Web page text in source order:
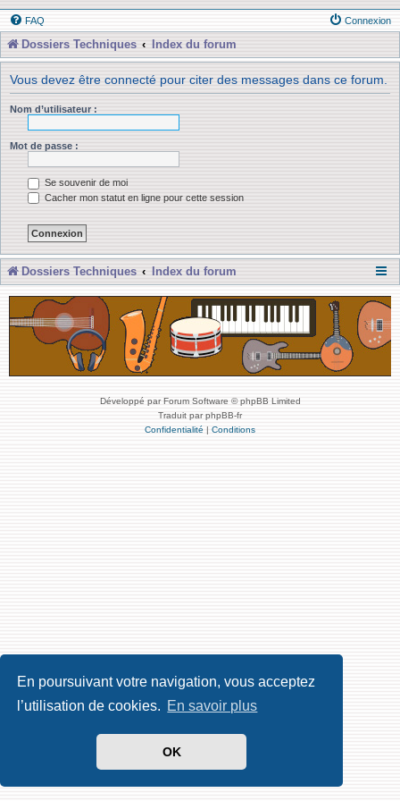
En poursuivant votre navigation, vous acceptez
l’utilisation de cookies. En savoir plus
OK
FAQ Connexion
Dossiers Techniques Index du forum
Vous devez être connecté pour citer des messages dans ce forum.
Nom d’utilisateur :
Mot de passe :
Se souvenir de moi
Cacher mon statut en ligne pour cette session
Dossiers Techniques Index du forum
Développé par Forum Software © phpBB Limited
Traduit par phpBB-fr
Confidentialité | Conditions